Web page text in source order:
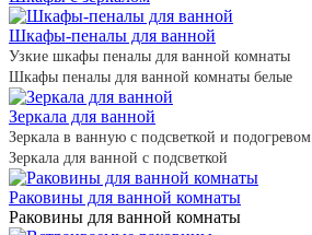
Шкафы-пеналы для ванной
Узкие шкафы пеналы для ванной комнаты
Шкафы пеналы для ванной комнаты белые
Зеркала для ванной
Зеркала в ванную с подсветкой и подогревом
Зеркала для ванной с подсветкой
Раковины для ванной комнаты
Раковины для ванной комнаты